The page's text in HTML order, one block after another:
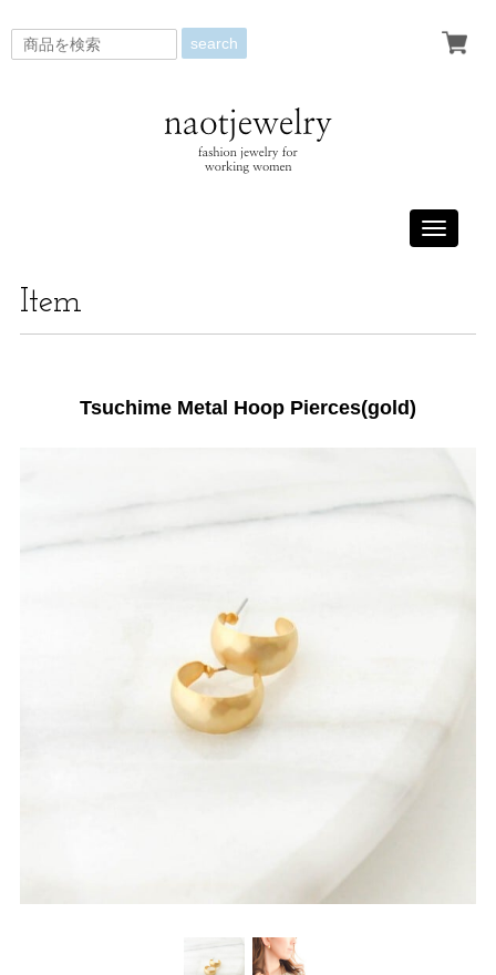
search
Toggle
Item
Tsuchime Metal Hoop Pierces(gold)